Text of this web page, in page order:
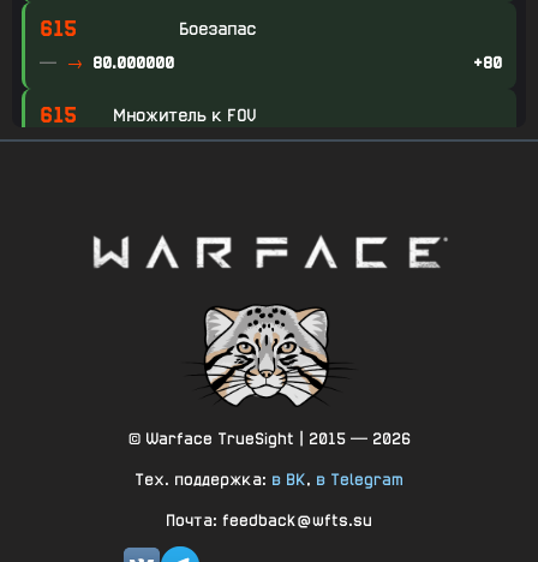
615 Боезапас
— 80.000000 +80
615 Множитель к FOV
— 1.000000 +1
0.700000
Множитель к FOV: В прицеле (подкат)
Номер начальной координаты рисунка отдачи
© Warface TrueSight | 2015 — 2026
Тех. поддержка: в ВК, в Telegram
Почта: feedback@wfts.su